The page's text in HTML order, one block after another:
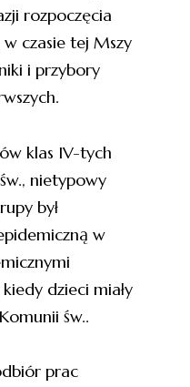
rozpoczęcia
czasie tej Mszy
i przybory
klas IV-tych
nietypowy
był
w
dzieci miały
św..
prac